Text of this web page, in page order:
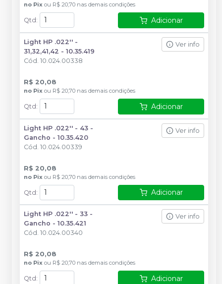
no Pix ou R$ 20,70 nas demais condições
Qtd : Adicionar
Light HP .022'' -
31,32,41,42 - 10.35.419
Cód. 10.024.00338
Ver info
R$ 20,08
no Pix ou R$ 20,70 nas demais condições
Qtd : Adicionar
Light HP .022'' - 43 -
Gancho - 10.35.420
Cód. 10.024.00339
Ver info
R$ 20,08
no Pix ou R$ 20,70 nas demais condições
Qtd: Adicionar
Light HP .022'' - 33 -
Gancho - 10.35.421
Cód. 10.024.00340
Ver info
R$ 20,08
no Pix ou R$ 20,70 nas demais condições
Qtd : Adicionar